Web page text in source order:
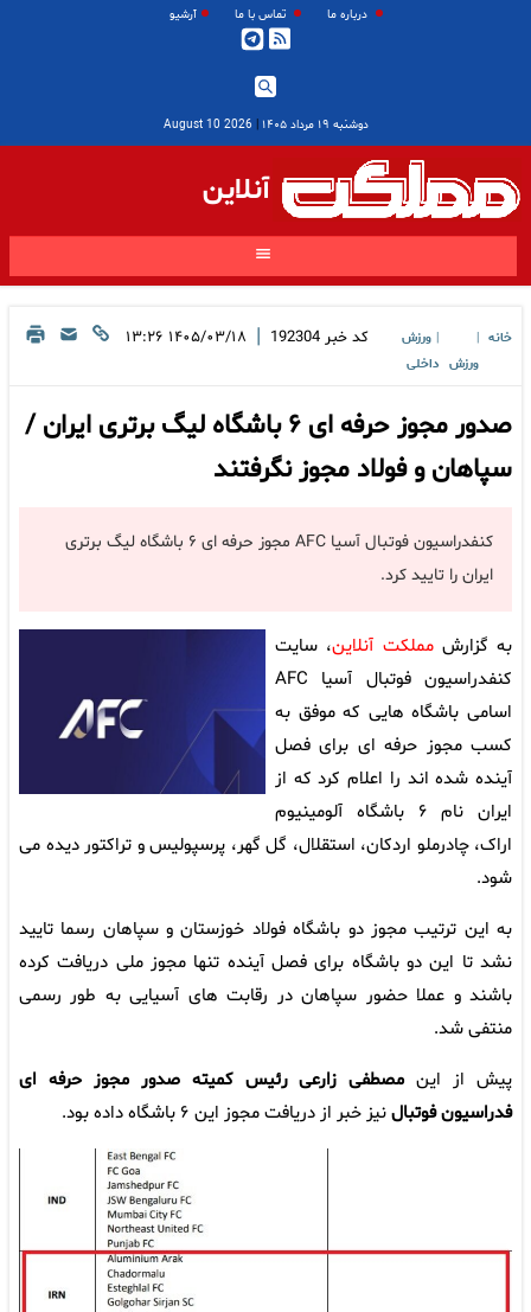
درباره ما تماس با ما آرشیو
دوشنبه ۱۹ مرداد ۱۴۰۵ |
2026 August 10
آنلاین
خانه
ورزش
ورزش
داخلی
کد خبر 192304
| ۱۴۰۵/۰۳/۱۸ ۱۳:۲۶
صدور مجوز حرفه‌ ای ۶ باشگاه لیگ برتری ایران /
سپاهان و فولاد مجوز نگرفتند
کنفدراسیون فوتبال آسیا AFC مجوز حرفه ای ۶ باشگاه لیگ برتری
ایران را تایید کرد.
به گزارشمملکت آنلاین، سایت
کنفدراسیون فوتبال آسیا AFC
اسامی باشگاه هایی که موفق به
کسب مجوز حرفه ای برای فصل
آینده شده اند را اعلام کرد که از
ایران نام ۶ باشگاه آلومینیوم
اراک، چادرملو اردکان، استقلال، گل گهر، پرسپولیس و تراکتور دیده می
شود.
به این ترتیب مجوز دو باشگاه فولاد خوزستان و سپاهان رسما تایید
نشد تا این دو باشگاه برای فصل آینده تنها مجوز ملی دریافت کرده
باشند و عملا حضور سپاهان در رقابت های آسیایی به طور رسمی
منتفی شد.
پیش از این مصطفی زارعی رئیس کمیته صدور مجوز حرفه ای
فدراسیون فوتبالنیز خبر از دریافت مجوز این ۶ باشگاه داده بود.